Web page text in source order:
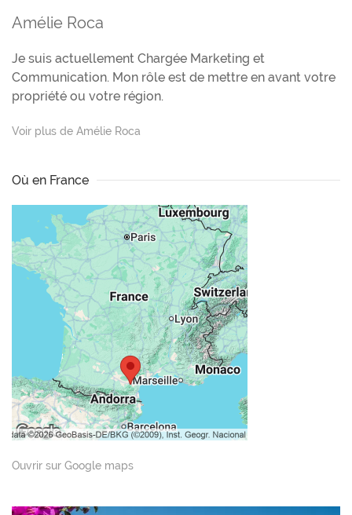
Amélie Roca
Je suis actuellement Chargée Marketing et
Communication. Mon rôle est de mettre en avant votre
propriété ou votre région.
Voir plus de Amélie Roca
Où en France
Ouvrir sur Google maps